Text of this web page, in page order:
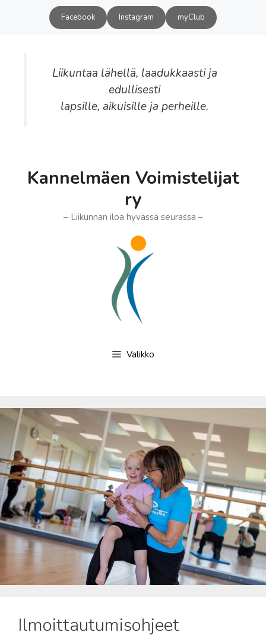
Facebook Instagram myClub
Liikuntaa lähellä, laadukkaasti ja
edullisesti
lapsille, aikuisille ja perheille.
Kannelmäen Voimistelijat
ry
– Liikunnan iloa hyvässä seurassa –
Valikko
Ilmoittautumisohjeet